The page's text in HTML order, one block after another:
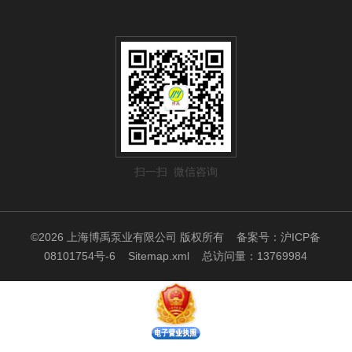
扫一扫 微信咨询
©2026 上海博禹泵业有限公司 版权所有备案号：沪ICP备
08101754号-6
Sitemap.xml 总访问量：13769984